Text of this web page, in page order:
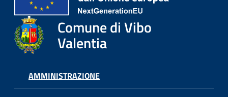
Comune di Vibo
Valentia
AMMINISTRAZIONE